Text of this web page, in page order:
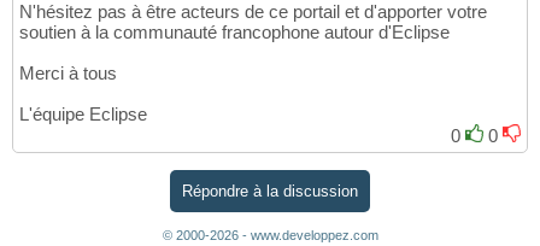
N'hésitez pas à être acteurs de ce portail et d'apporter votre
soutien à la communauté francophone autour d'Eclipse
Merci à tous
L'équipe Eclipse
0
0
Répondre à la discussion
© 2000-2026 - www.developpez.com